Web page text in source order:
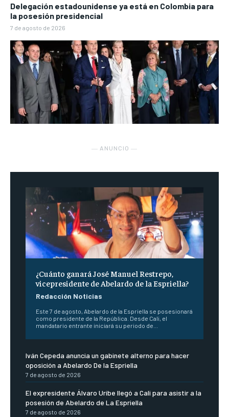
Delegación estadounidense ya está en Colombia para
la posesión presidencial
7 de agosto de 2026
― ANUNCIO ―
¿Cuánto ganará José Manuel Restrepo,
vicepresidente de Abelardo de la Espriella?
Redacción Noticias
Este 7 de agosto, Abelardo de la Espriella se posesionará
como presidente de la República. Desde Cali, el
mandatario entrante iniciará su periodo de...
Iván Cepeda anuncia un gabinete alterno para hacer
oposición a Abelardo De la Espriella
7 de agosto de 2026
El expresidente Álvaro Uribe llegó a Cali para asistir a la
posesión de Abelardo de La Espriella
7 de agosto de 2026